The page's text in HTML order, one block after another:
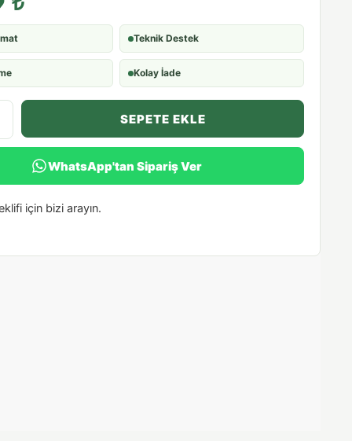
Teknik Destek
Kolay İade
SEPETE EKLE
WhatsApp'tan Sipariş Ver
için bizi arayın.